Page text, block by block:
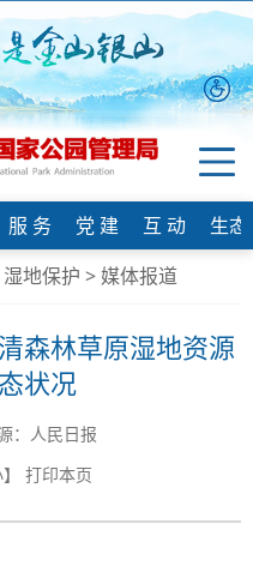
服 务 党 建 互 动
生
湿地保护 >媒体报道
森林草原湿地资源
状况
人民日报
】 打印本页